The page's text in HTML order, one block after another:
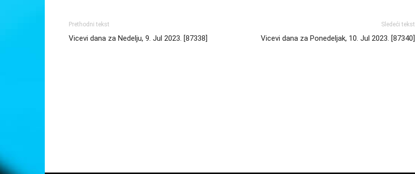
Prethodni tekst
Vicevi dana za Nedelju, 9. Jul 2023. [87338]
Sledeći tekst
Vicevi dana za Ponedeljak, 10. Jul 2023. [87340]